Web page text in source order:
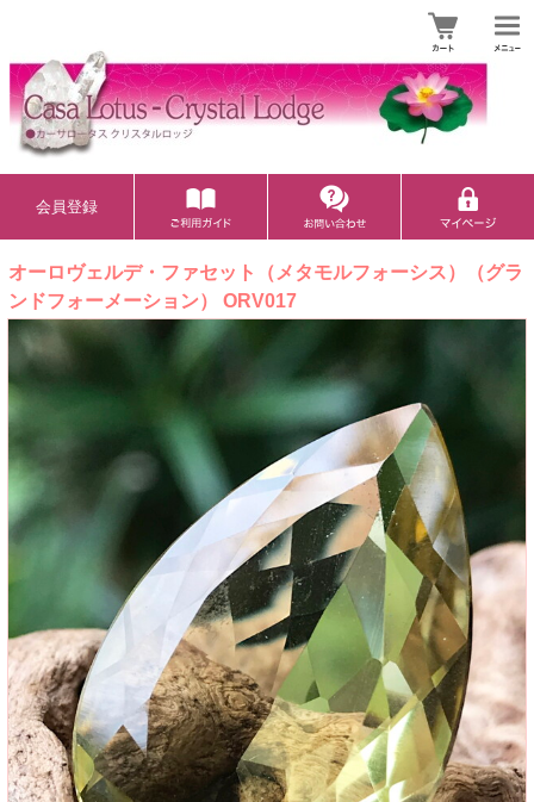
会員登録
オーロヴェルデ・ファセット（メタモルフォーシス）（グラ
ンドフォーメーション） ORV017